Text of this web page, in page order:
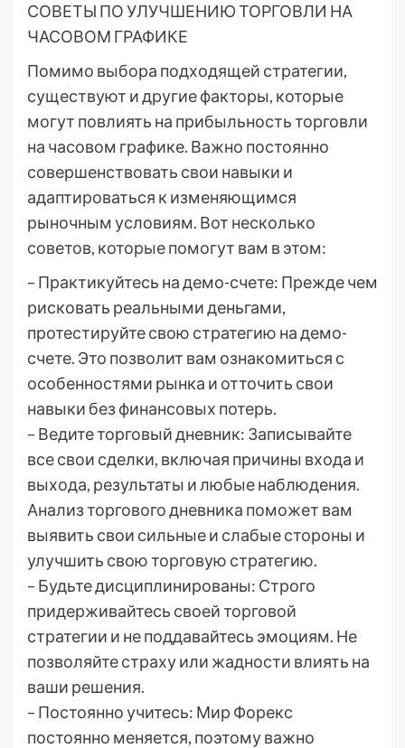
СОВЕТЫ ПО УЛУЧШЕНИЮ ТОРГОВЛИ НА
ЧАСОВОМ ГРАФИКЕ
Помимо выбора подходящей стратегии,
существуют и другие факторы, которые
могут повлиять на прибыльность торговли
на часовом графике. Важно постоянно
совершенствовать свои навыки и
адаптироваться к изменяющимся
рыночным условиям. Вот несколько
советов, которые помогут вам в этом:
– Практикуйтесь на демо-счете: Прежде чем
рисковать реальными деньгами,
протестируйте свою стратегию на демо-
счете. Это позволит вам ознакомиться с
особенностями рынка и отточить свои
навыки без финансовых потерь.
– Ведите торговый дневник: Записывайте
все свои сделки, включая причины входа и
выхода, результаты и любые наблюдения.
Анализ торгового дневника поможет вам
выявить свои сильные и слабые стороны и
улучшить свою торговую стратегию.
– Будьте дисциплинированы: Строго
придерживайтесь своей торговой
стратегии и не поддавайтесь эмоциям. Не
позволяйте страху или жадности влиять на
ваши решения.
– Постоянно учитесь: Мир Форекс
постоянно меняется, поэтому важно